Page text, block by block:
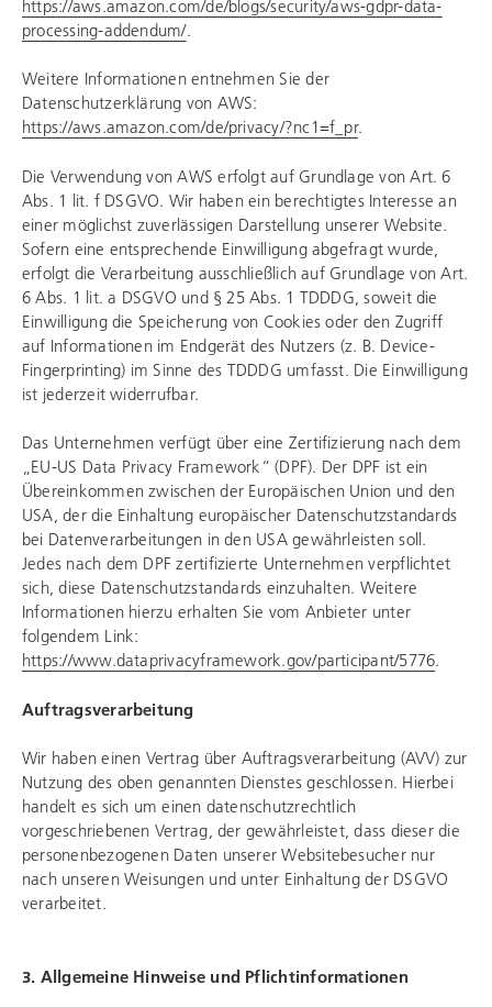
https://aws.amazon.com/de/blogs/security/aws-gdpr-data-
processing-addendum/.
Weitere Informationen entnehmen Sie der
Datenschutzerklärung von AWS:
https://aws.amazon.com/de/privacy/?nc1=f_pr.
Die Verwendung von AWS erfolgt auf Grundlage von Art. 6
Abs. 1 lit. f DSGVO. Wir haben ein berechtigtes Interesse an
einer möglichst zuverlässigen Darstellung unserer Website.
Sofern eine entsprechende Einwilligung abgefragt wurde,
erfolgt die Verarbeitung ausschließlich auf Grundlage von Art.
6 Abs. 1 lit. a DSGVO und § 25 Abs. 1 TDDDG, soweit die
Einwilligung die Speicherung von Cookies oder den Zugriff
auf Informationen im Endgerät des Nutzers (z. B. Device-
Fingerprinting) im Sinne des TDDDG umfasst. Die Einwilligung
ist jederzeit widerrufbar.
Das Unternehmen verfügt über eine Zertifizierung nach dem
„EU-US Data Privacy Framework“ (DPF). Der DPF ist ein
Übereinkommen zwischen der Europäischen Union und den
USA, der die Einhaltung europäischer Datenschutzstandards
bei Datenverarbeitungen in den USA gewährleisten soll.
Jedes nach dem DPF zertifizierte Unternehmen verpflichtet
sich, diese Datenschutzstandards einzuhalten. Weitere
Informationen hierzu erhalten Sie vom Anbieter unter
folgendem Link:
https://www.dataprivacyframework.gov/participant/5776.
Auftragsverarbeitung
Wir haben einen Vertrag über Auftragsverarbeitung (AVV) zur
Nutzung des oben genannten Dienstes geschlossen. Hierbei
handelt es sich um einen datenschutzrechtlich
vorgeschriebenen Vertrag, der gewährleistet, dass dieser die
personenbezogenen Daten unserer Websitebesucher nur
nach unseren Weisungen und unter Einhaltung der DSGVO
verarbeitet.
3. Allgemeine Hinweise und Pflichtinformationen